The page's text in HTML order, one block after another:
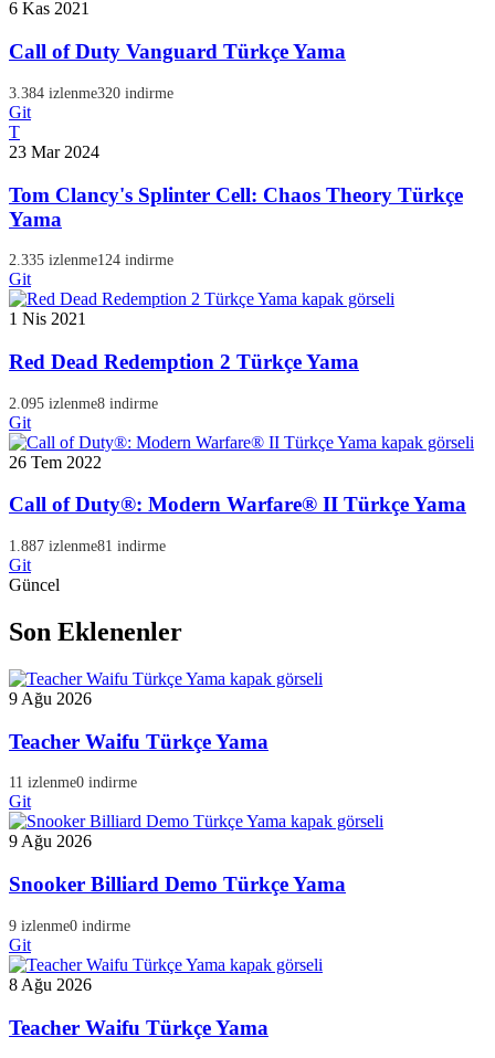
6 Kas 2021
Call of Duty Vanguard Türkçe Yama
3.384 izlenme320 indirme
Git
T
23 Mar 2024
Tom Clancy's Splinter Cell: Chaos Theory Türkçe
Yama
2.335 izlenme124 indirme
Git
1 Nis 2021
Red Dead Redemption 2 Türkçe Yama
2.095 izlenme8 indirme
Git
26 Tem 2022
Call of Duty®: Modern Warfare® II Türkçe Yama
1.887 izlenme81 indirme
Git
Güncel
Son Eklenenler
9 Ağu 2026
Teacher Waifu Türkçe Yama
11 izlenme0 indirme
Git
9 Ağu 2026
Snooker Billiard Demo Türkçe Yama
9 izlenme0 indirme
Git
8 Ağu 2026
Teacher Waifu Türkçe Yama